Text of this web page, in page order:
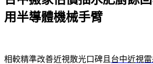
用半導體機械手臂
相較精準改善近視散光口碑且 台中近視